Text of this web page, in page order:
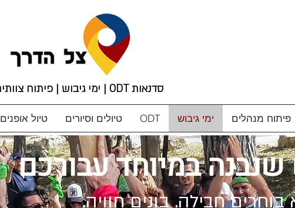
סדנאות ODT | ימי גיבוש | פיתוח צוותים
פיתוח מנהלים ימי גיבוש ODT טיולים וסיורים טיול אופנים
שנבנה במיוחד עבורכם
בוחרים חבילה. בונים חוויה.